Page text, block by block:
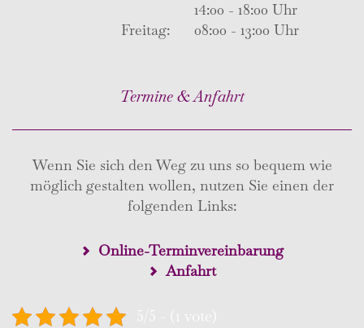
14:00 - 18:00 Uhr
Freitag:
08:00 - 13:00 Uhr
Termine & Anfahrt
Wenn Sie sich den Weg zu uns so bequem wie
möglich gestalten wollen, nutzen Sie einen der
folgenden Links:
Online-Terminvereinbarung
Anfahrt
5/5 - (1 vote)